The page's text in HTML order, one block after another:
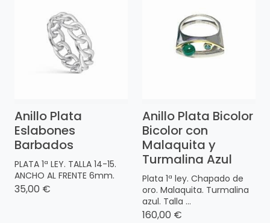
Anillo Plata
Eslabones
Barbados
PLATA 1ª LEY. TALLA 14-15.
ANCHO AL FRENTE 6mm.
35,00 €
Anillo Plata Bicolor
Bicolor con
Malaquita y
Turmalina Azul
Plata 1ª ley. Chapado de
oro. Malaquita. Turmalina
azul. Talla ...
160,00 €